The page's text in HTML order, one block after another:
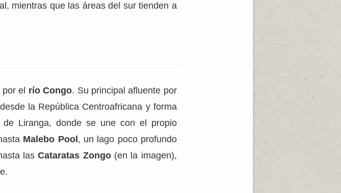
mientras que las áreas del sur tienden a
el río Congo. Su principal afluente por
la República Centroafricana y forma
Liranga, donde se une con el propio
Malebo Pool , un lago poco profundo
lasCataratas Zongo (en la imagen),